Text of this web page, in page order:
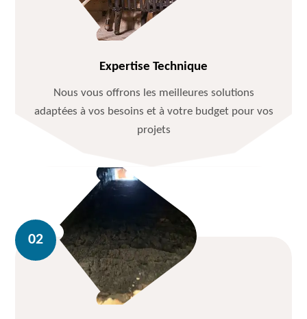
Expertise Technique
Nous vous offrons les meilleures solutions
adaptées à vos besoins et à votre budget pour vos
projets